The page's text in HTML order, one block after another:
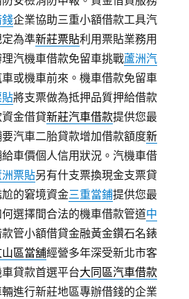
錢企業協助三重小額借款工具汽
為準新莊票貼利用票貼業務用
汽機車借款免留車挑戰蘆洲汽
或機車前來。機車借款免留車
貼將支票做為抵押品質押給借款
金借貸新莊汽車借款提供您最
汽車二胎貸款增加借款額度新
車價個人信用狀況。汽機車借
洲票貼另有什支票換現金支票貸
的窘境資金三重當鋪提供您最
選擇間合法的機車借款管道中
管小額借貸金融黃金鑽石名錶
山區當舖經營多年深受新北市客
貸款首選平台大同區汽車借款
進行新莊地區專辦借錢的企業